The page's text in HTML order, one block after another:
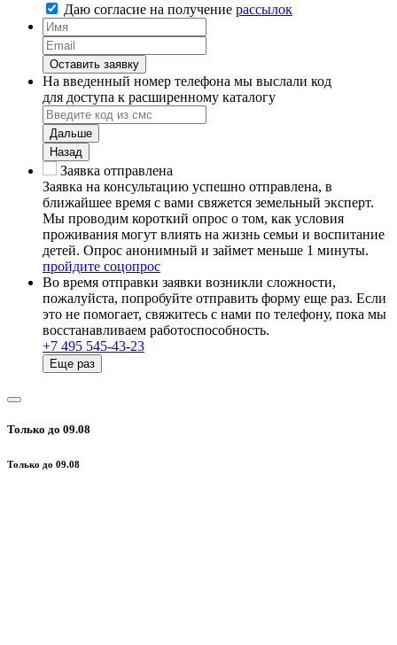
Даю согласие на получение рассылок
Оставить заявку
На введенный номер телефона мы выслали код
для доступа к расширенному каталогу
Дальше
Назад
Заявка отправлена
Заявка на консультацию успешно отправлена, в
ближайшее время с вами свяжется земельный эксперт.
Мы проводим короткий опрос о том, как условия
проживания могут влиять на жизнь семьи и воспитание
детей. Опрос анонимный и займет меньше 1 минуты.
пройдите соцопрос
Во время отправки заявки возникли сложности,
пожалуйста, попробуйте отправить форму еще раз. Если
это не помогает, свяжитесь с нами по телефону, пока мы
восстанавливаем работоспособность.
+7 495 545-43-23
Еще раз
Только до 09.08
Только до 09.08